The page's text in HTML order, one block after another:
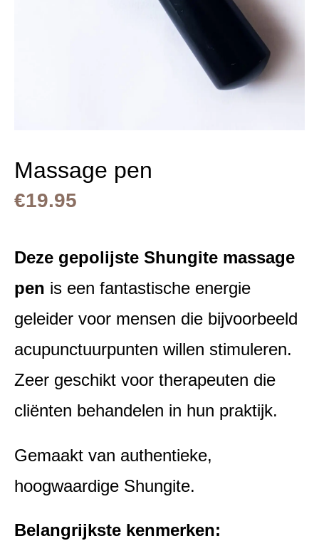
Massage pen
€19.95
Deze gepolijste Shungite massage
pen is een fantastische energie
geleider voor mensen die bijvoorbeeld
acupunctuurpunten willen stimuleren.
Zeer geschikt voor therapeuten die
cliënten behandelen in hun praktijk.
Gemaakt van authentieke,
hoogwaardige Shungite.
Belangrijkste kenmerken: